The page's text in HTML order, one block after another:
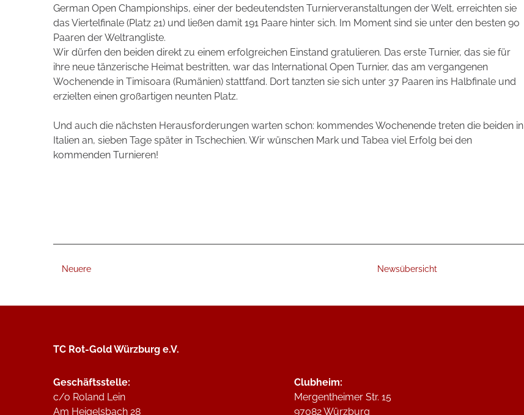
German Open Championships, einer der bedeutendsten Turnierveranstaltungen der Welt, erreichten sie
das Viertelfinale (Platz 21) und ließen damit 191 Paare hinter sich. Im Moment sind sie unter den besten 90
Paaren der Weltrangliste.
Wir dürfen den beiden direkt zu einem erfolgreichen Einstand gratulieren. Das erste Turnier, das sie für
ihre neue tänzerische Heimat bestritten, war das International Open Turnier, das am vergangenen
Wochenende in Timisoara (Rumänien) stattfand. Dort tanzten sie sich unter 37 Paaren ins Halbfinale und
erzielten einen großartigen neunten Platz.
Und auch die nächsten Herausforderungen warten schon: kommendes Wochenende treten die beiden in
Italien an, sieben Tage später in Tschechien. Wir wünschen Mark und Tabea viel Erfolg bei den
kommenden Turnieren!
Neuere Newsübersicht
TC Rot-Gold Würzburg e.V.
Geschäftsstelle:
c/o Roland Lein
Am Heigelsbach 28
Clubheim:
Mergentheimer Str. 15
97082 Würzburg